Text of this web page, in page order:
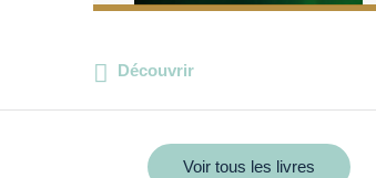
Découvrir
Voir tous les livres